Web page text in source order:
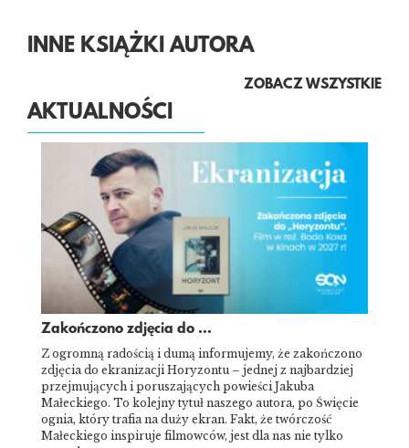
INNE KSIĄŻKI AUTORA
ZOBACZ WSZYSTKIE
AKTUALNOŚCI
Zakończono zdjęcia do ...
Z ogromną radością i dumą informujemy, że zakończono
zdjęcia do ekranizacji Horyzontu – jednej z najbardziej
przejmujących i poruszających powieści Jakuba
Małeckiego. To kolejny tytuł naszego autora, po Święcie
ognia, który trafia na duży ekran. Fakt, że twórczość
Małeckiego inspiruje filmowców, jest dla nas nie tylko